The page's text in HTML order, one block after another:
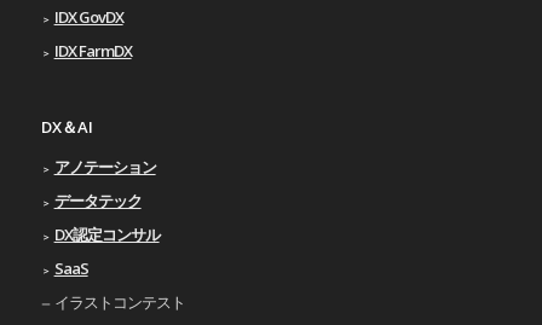
IDX GovDX
IDX FarmDX
DX＆AI
アノテーション
データテック
DX認定コンサル
SaaS
イラストコンテスト